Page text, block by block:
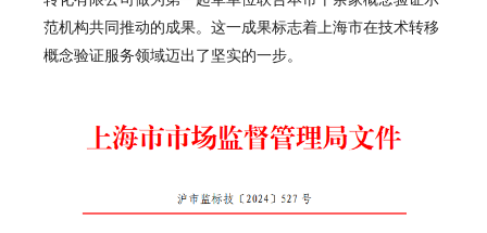
范机构共同推动的成果。这一成果标志着上海市在技术转移
概念验证服务领域迈出了坚实的一步。